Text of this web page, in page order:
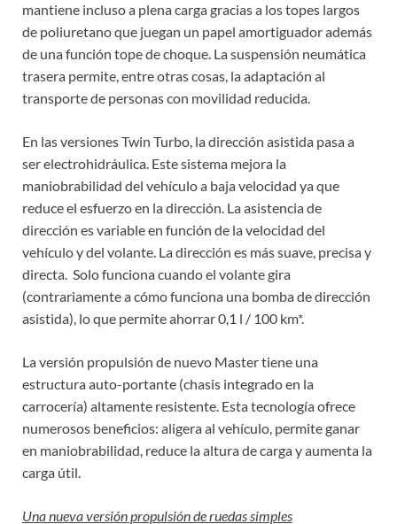
mantiene incluso a plena carga gracias a los topes largos
de poliuretano que juegan un papel amortiguador además
de una función tope de choque. La suspensión neumática
trasera permite, entre otras cosas, la adaptación al
transporte de personas con movilidad reducida.
En las versiones Twin Turbo, la dirección asistida pasa a
ser electrohidráulica. Este sistema mejora la
maniobrabilidad del vehículo a baja velocidad ya que
reduce el esfuerzo en la dirección. La asistencia de
dirección es variable en función de la velocidad del
vehículo y del volante. La dirección es más suave, precisa y
directa. Solo funciona cuando el volante gira
(contrariamente a cómo funciona una bomba de dirección
asistida), lo que permite ahorrar 0,1 l / 100 km*.
La versión propulsión de nuevo Master tiene una
estructura auto-portante (chasis integrado en la
carrocería) altamente resistente. Esta tecnología ofrece
numerosos beneficios: aligera al vehículo, permite ganar
en maniobrabilidad, reduce la altura de carga y aumenta la
carga útil.
Una nueva versión propulsión de ruedas simples